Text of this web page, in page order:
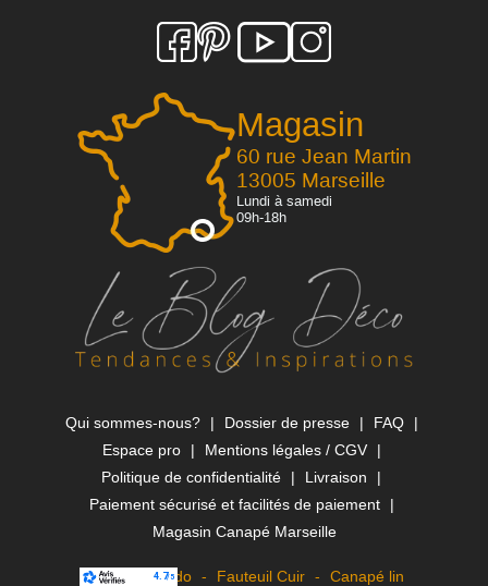
Magasin
60 rue Jean Martin
13005 Marseille
Lundi à samedi
09h-18h
Qui sommes-nous? Dossier de presse
FAQ
Espace pro
Mentions légales / CGV
Politique de confidentialité
Livraison
Paiement sécurisé et facilités de paiement
Magasin Canapé Marseille
Canapé Rapido Fauteuil Cuir Canapé lin